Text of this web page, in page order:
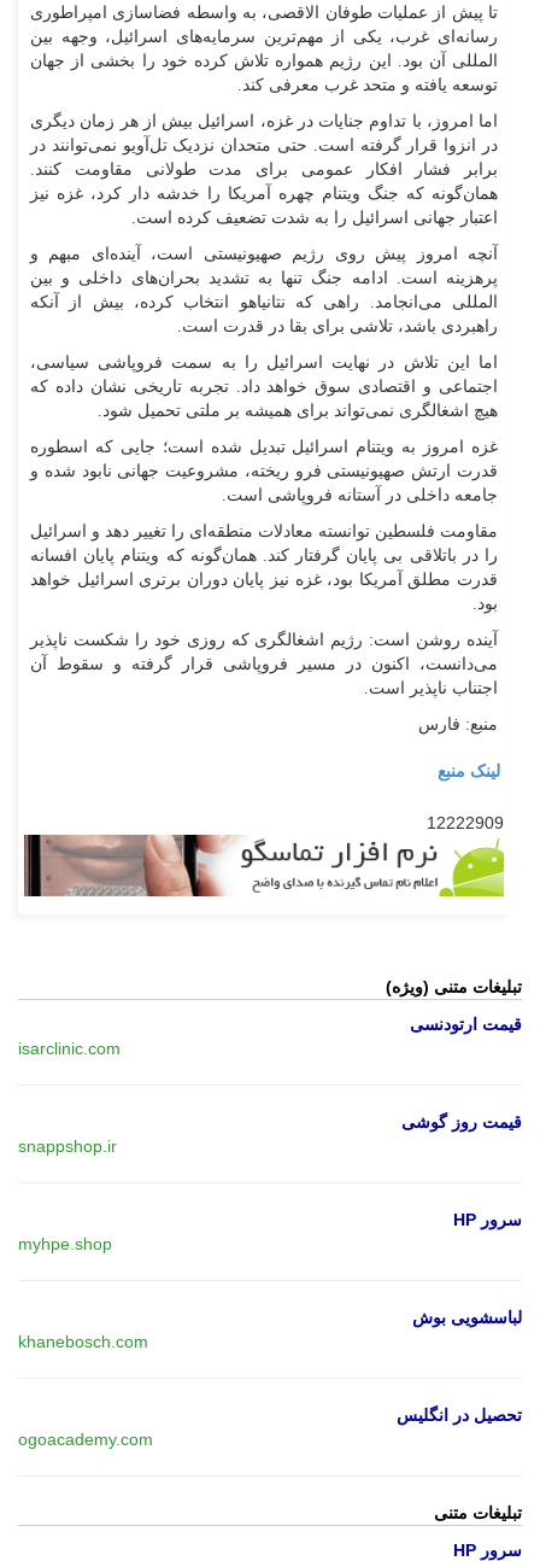
تا پیش از عملیات طوفان الاقصی، به واسطه فضاسازی امپراطوری
رسانه‌ای غرب، یکی از مهم‌ترین سرمایه‌های اسرائیل، وجهه بین
المللی آن بود. این رژیم همواره تلاش کرده خود را بخشی از جهان
توسعه یافته و متحد غرب معرفی کند.
اما امروز، با تداوم جنایات در غزه، اسرائیل بیش از هر زمان دیگری
در انزوا قرار گرفته است. حتی متحدان نزدیک تل‌آویو نمی‌توانند در
برابر فشار افکار عمومی برای مدت طولانی مقاومت کنند.
همان‌گونه که جنگ ویتنام چهره آمریکا را خدشه دار کرد، غزه نیز
اعتبار جهانی اسرائیل را به شدت تضعیف کرده است.
آنچه امروز پیش روی رژیم صهیونیستی است، آینده‌ای مبهم و
پرهزینه است. ادامه جنگ تنها به تشدید بحران‌های داخلی و بین
المللی می‌انجامد. راهی که نتانیاهو انتخاب کرده، بیش از آنکه
راهبردی باشد، تلاشی برای بقا در قدرت است.
اما این تلاش در نهایت اسرائیل را به سمت فروپاشی سیاسی،
اجتماعی و اقتصادی سوق خواهد داد. تجربه تاریخی نشان داده که
هیچ اشغالگری نمی‌تواند برای همیشه بر ملتی تحمیل شود.
غزه امروز به ویتنام اسرائیل تبدیل شده است؛ جایی که اسطوره
قدرت ارتش صهیونیستی فرو ریخته، مشروعیت جهانی نابود شده و
جامعه داخلی در آستانه فروپاشی است.
مقاومت فلسطین توانسته معادلات منطقه‌ای را تغییر دهد و اسرائیل
را در باتلاقی بی پایان گرفتار کند. همان‌گونه که ویتنام پایان افسانه
قدرت مطلق آمریکا بود، غزه نیز پایان دوران برتری اسرائیل خواهد
بود.
آینده روشن است: رژیم اشغالگری که روزی خود را شکست ناپذیر
می‌دانست، اکنون در مسیر فروپاشی قرار گرفته و سقوط آن
اجتناب ناپذیر است.
منبع: فارس
لینک منبع
12222909
تبلیغات متنی (ویژه)
قیمت ارتودنسی
isarclinic.com
قیمت روز گوشی
snappshop.ir
سرور HP
myhpe.shop
لباسشویی بوش
khanebosch.com
تحصیل در انگلیس
ogoacademy.com
تبلیغات متنی
سرور HP